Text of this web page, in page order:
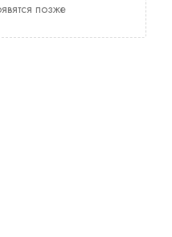
позже